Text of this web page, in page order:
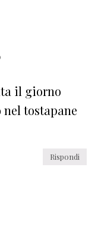
il giorno
tostapane
Rispondi